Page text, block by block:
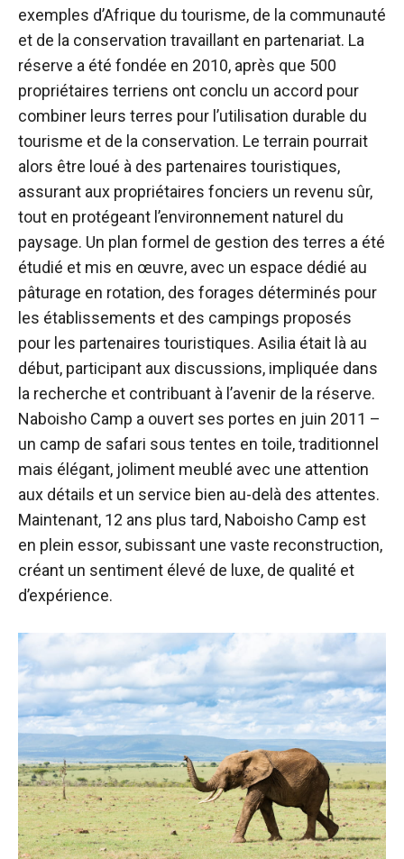
exemples d’Afrique du tourisme, de la communauté
et de la conservation travaillant en partenariat. La
réserve a été fondée en 2010, après que 500
propriétaires terriens ont conclu un accord pour
combiner leurs terres pour l’utilisation durable du
tourisme et de la conservation. Le terrain pourrait
alors être loué à des partenaires touristiques,
assurant aux propriétaires fonciers un revenu sûr,
tout en protégeant l’environnement naturel du
paysage. Un plan formel de gestion des terres a été
étudié et mis en œuvre, avec un espace dédié au
pâturage en rotation, des forages déterminés pour
les établissements et des campings proposés
pour les partenaires touristiques. Asilia était là au
début, participant aux discussions, impliquée dans
la recherche et contribuant à l’avenir de la réserve.
Naboisho Camp a ouvert ses portes en juin 2011 –
un camp de safari sous tentes en toile, traditionnel
mais élégant, joliment meublé avec une attention
aux détails et un service bien au-delà des attentes.
Maintenant, 12 ans plus tard, Naboisho Camp est
en plein essor, subissant une vaste reconstruction,
créant un sentiment élevé de luxe, de qualité et
d’expérience.